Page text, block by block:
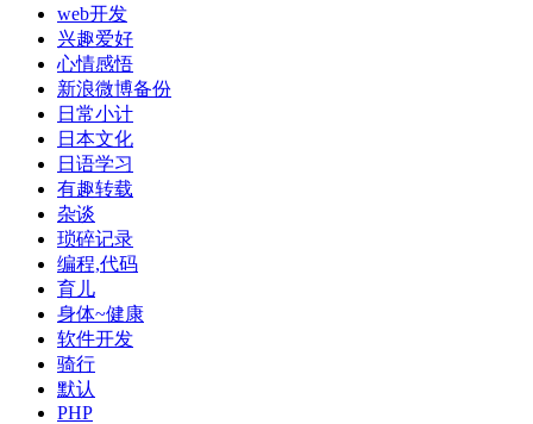
web开发
兴趣爱好
心情感悟
新浪微博备份
日常小计
日本文化
日语学习
有趣转载
杂谈
琐碎记录
编程,代码
育儿
身体~健康
软件开发
骑行
默认
PHP